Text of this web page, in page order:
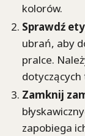
kolorów.
Sprawdź
ubrań, aby
pralce.
Zamknij
zapobiega